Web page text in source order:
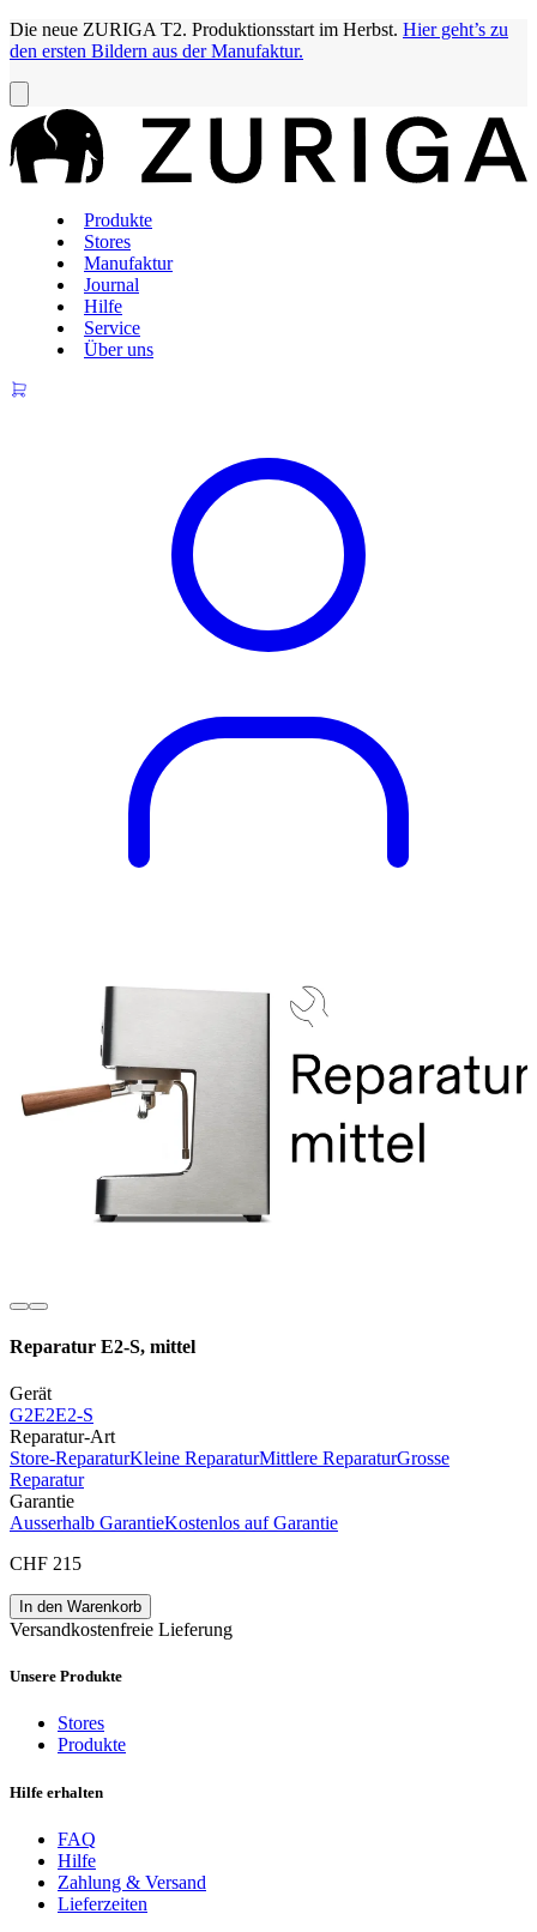
Die neue ZURIGA T2. Produktionsstart im Herbst. Hier geht’s zu
den ersten Bildern aus der Manufaktur.
Produkte
Stores
Manufaktur
Journal
Hilfe
Service
Über uns
Reparatur E2-S, mittel
Gerät
G2E2E2-S
Reparatur-Art
Store-ReparaturKleine ReparaturMittlere ReparaturGrosse
Reparatur
Garantie
Ausserhalb GarantieKostenlos auf Garantie
CHF 215
In den Warenkorb
Versandkostenfreie Lieferung
Unsere Produkte
Stores
Produkte
Hilfe erhalten
FAQ
Hilfe
Zahlung & Versand
Lieferzeiten